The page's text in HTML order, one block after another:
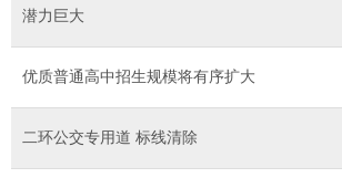
潜力巨大
优质普通高中招生规模将有序扩大
二环公交专用道 标线清除